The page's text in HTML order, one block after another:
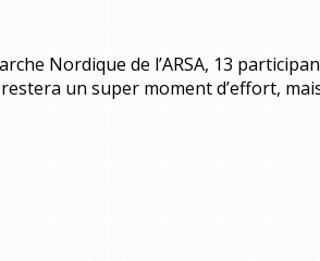
Nordique de l’ARSA, 13
un super moment d’effort,